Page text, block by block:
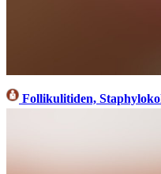
Follikulitiden,